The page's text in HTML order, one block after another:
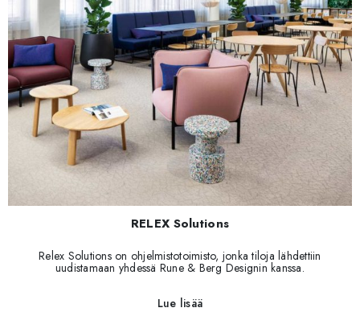
RELEX Solutions
Relex Solutions on ohjelmistotoimisto, jonka tiloja lähdettiin
uudistamaan yhdessä Rune & Berg Designin kanssa.
Lue lisää